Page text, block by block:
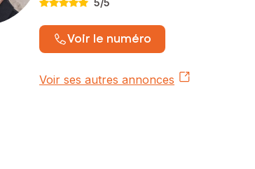
Voir le numéro
Voir ses autres annonces